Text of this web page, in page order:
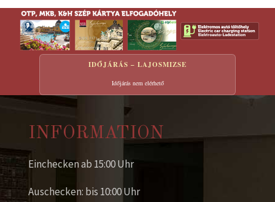
IDŐJÁRÁS – LAJOSMIZSE
Időjárás nem elérhető
INFORMATION
Einchecken ab 15:00 Uhr
Auschecken: bis 10:00 Uhr